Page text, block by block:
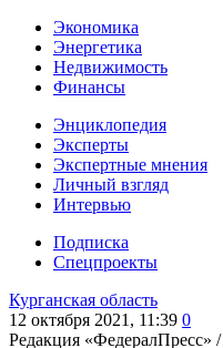
Экономика
Энергетика
Недвижимость
Финансы
Энциклопедия
Эксперты
Экспертные мнения
Личный взгляд
Интервью
Подписка
Спецпроекты
Курганская область
12 октября 2021, 11:39 0
Редакция «ФедералПресс» /